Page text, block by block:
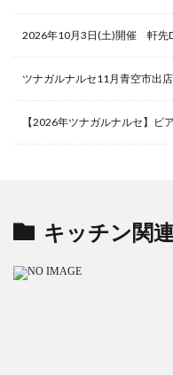
2026年10月3日(土)開催 軒先
ツナガルナルセ11月青空市出
【2026年ツナガルナルセ】
キッチン関